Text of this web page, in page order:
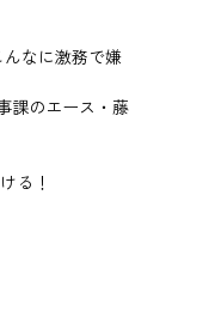
なに激務で嫌
課のエース・藤
る！